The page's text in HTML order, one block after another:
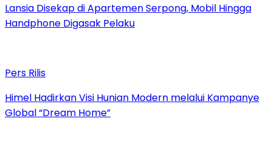
Lansia Disekap di Apartemen Serpong, Mobil Hingga
Handphone Digasak Pelaku
Pers Rilis
Himel Hadirkan Visi Hunian Modern melalui Kampanye
Global “Dream Home”